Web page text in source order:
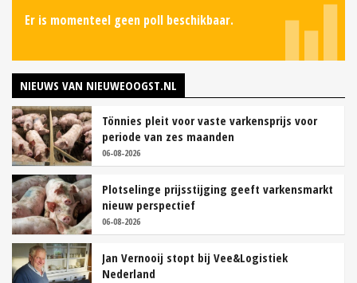
Er is momenteel geen poll beschikbaar.
NIEUWS VAN NIEUWEOOGST.NL
Tönnies pleit voor vaste varkensprijs voor
periode van zes maanden
06-08-2026
Plotselinge prijsstijging geeft varkensmarkt
nieuw perspectief
06-08-2026
Jan Vernooij stopt bij Vee&Logistiek
Nederland